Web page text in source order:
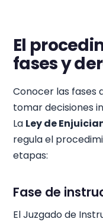
El
fases y
Conocer las fases
tomar decisiones
La Ley de
regula el
etapas:
Fase de
El Juzgado de